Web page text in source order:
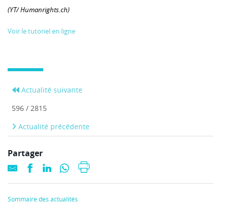
(YT/ Humanrights.ch)
Voir le tutoriel en ligne
Actualité suivante
596 / 2815
Actualité précédente
Partager
Sommaire des actualités